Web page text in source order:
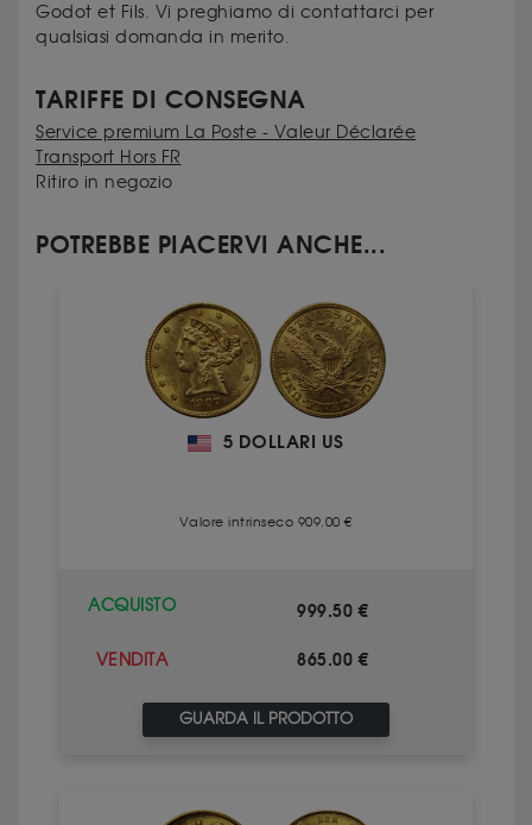
Godot et Fils. Vi preghiamo di contattarci per
qualsiasi domanda in merito.
TARIFFE DI CONSEGNA
Service premium La Poste - Valeur Déclarée
Transport Hors FR
Ritiro in negozio
POTREBBE PIACERVI ANCHE...
5 DOLLARI US
Valore intrinseco 909.00 €
ACQUISTO 999.50 €
VENDITA 865.00 €
GUARDA IL PRODOTTO